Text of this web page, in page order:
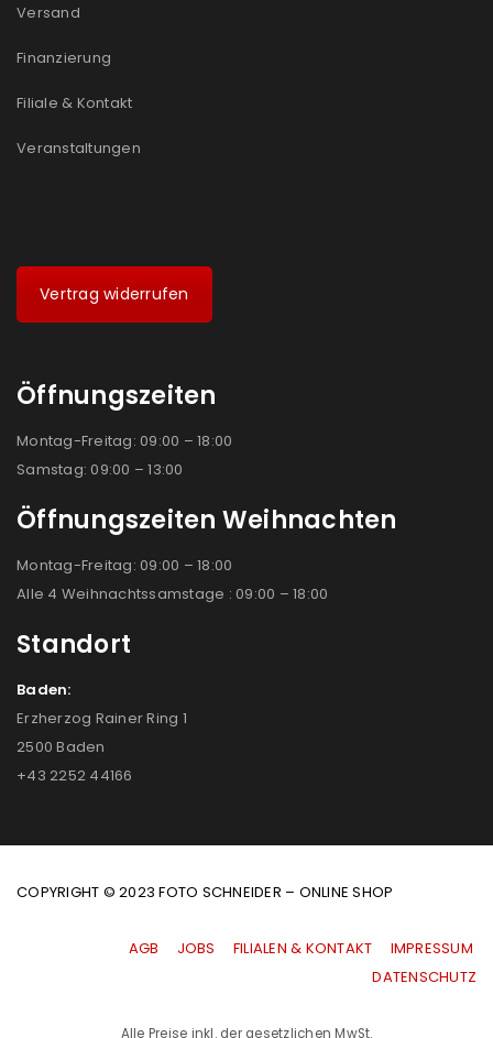
Versand
Finanzierung
Filiale & Kontakt
Veranstaltungen
Vertrag widerrufen
Öffnungszeiten
Montag-Freitag: 09:00 – 18:00
Samstag: 09:00 – 13:00
Öffnungszeiten Weihnachten
Montag-Freitag: 09:00 – 18:00
Alle 4 Weihnachtssamstage : 09:00 – 18:00
Standort
Baden:
Erzherzog Rainer Ring 1
2500 Baden
+43 2252 44166
COPYRIGHT © 2023 FOTO SCHNEIDER – ONLINE SHOP
AGB JOBS FILIALEN & KONTAKT
IMPRESSUM
|DATENSCHUTZ
Alle Preise inkl. der gesetzlichen MwSt.